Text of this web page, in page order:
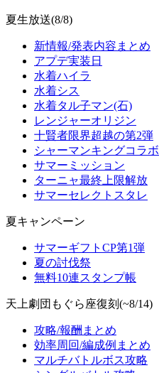
夏生放送(8/8)
新情報/発表内容まとめ
アプデ実装日
水着ハイラ
水着シス
水着タル子マン(石)
レンジャーオリジン
十賢者限界超越の第2弾
シャーマンキングコラボ
サマーミッション
ターニャ最終上限解放
サマーセレクトスタレ
夏キャンペーン
サマーギフトCP第1弾
夏の討伐祭
無料10連スタンプ帳
天上劇団もぐら座復刻(~8/14)
攻略/報酬まとめ
効率周回/編成例まとめ
マルチバトルボス攻略